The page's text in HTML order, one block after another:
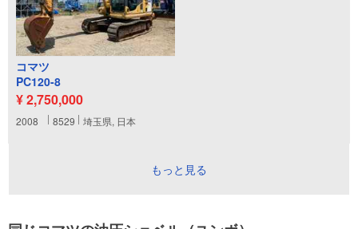
コマツ
PC120-8
¥ 2,750,000
2008 8529 埼玉県, 日本
もっと見る